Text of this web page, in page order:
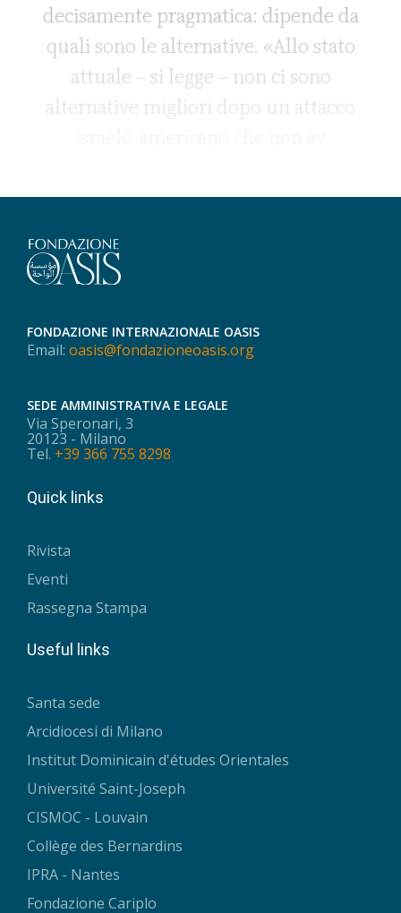
decisamente pragmatica: dipende da
quali sono le alternative. «Allo stato
attuale – si legge – non ci sono
alternative migliori dopo un attacco
FONDAZIONE INTERNAZIONALE OASIS
Email: oasis@fondazioneoasis.org
SEDE AMMINISTRATIVA E LEGALE
Via Speronari, 3
20123 - Milano
Tel. +39 366 755 8298
Quick links
Rivista
Eventi
Rassegna Stampa
Useful links
Santa sede
Arcidiocesi di Milano
Institut Dominicain d'études Orientales
Université Saint-Joseph
CISMOC - Louvain
Collège des Bernardins
IPRA - Nantes
Fondazione Cariplo